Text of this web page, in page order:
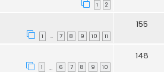
1 2
1 … 7 8 9 10 11
155
1 … 6 7 8 9 10
148